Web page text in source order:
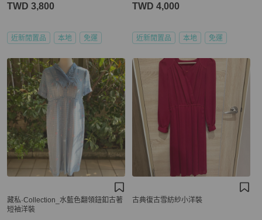
TWD 3,800
近新閒置品 本地 免運
TWD 4,000
近新閒置品 本地 免運
藏私·Collection_水藍色翻領鈕釦古著
短袖洋裝
古典復古雪紡紗小洋裝